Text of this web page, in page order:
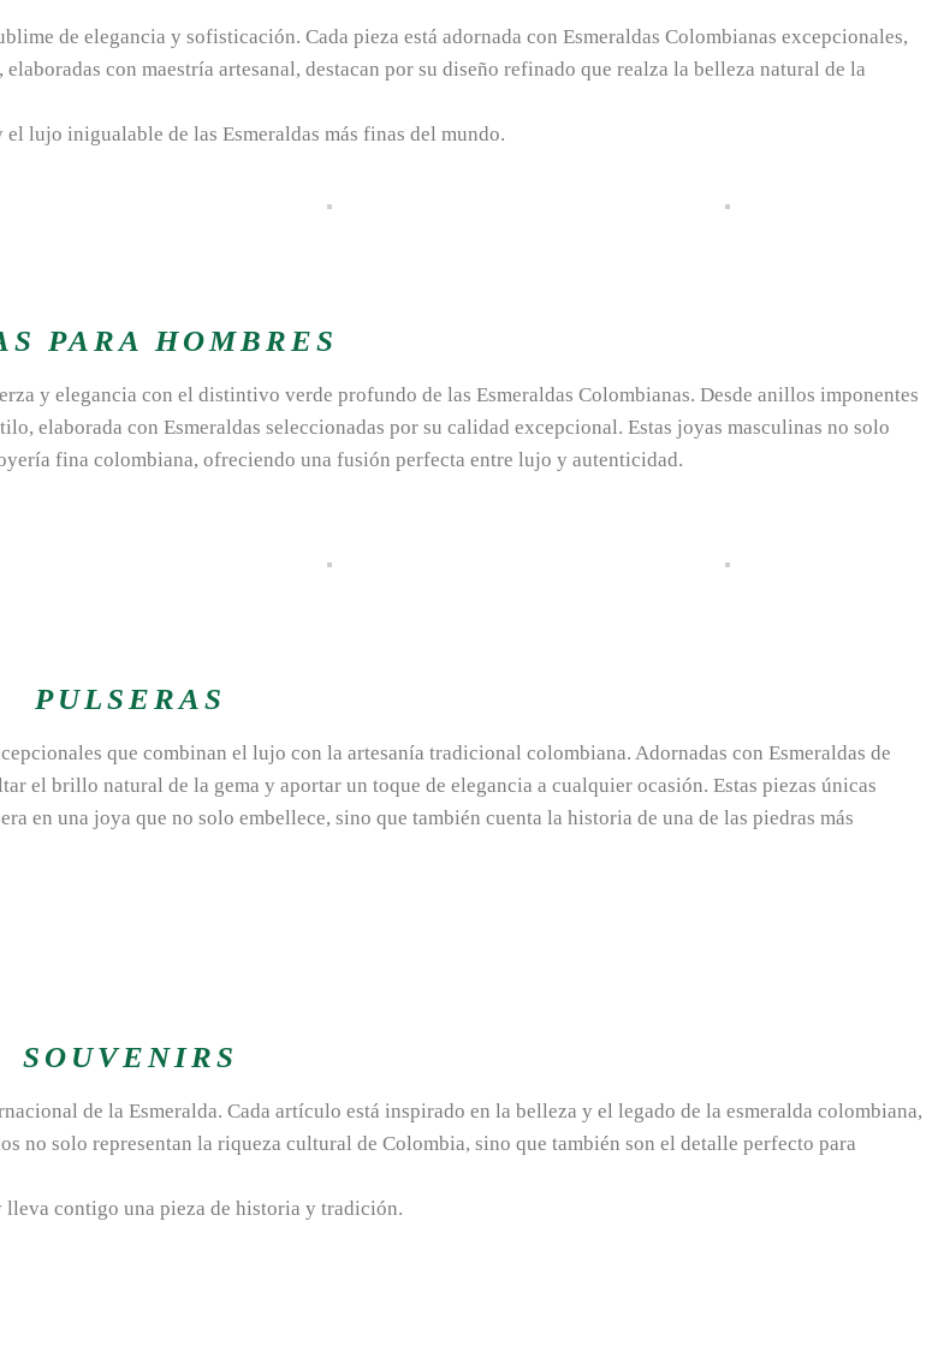
de elegancia y sofisticación. Cada pieza está adornada con Esmeraldas Colombianas excepcionales,
con maestría artesanal, destacan por su diseño refinado que realza la belleza natural de la
lujo inigualable de las Esmeraldas más finas del mundo.
PARA HOMBRES
y elegancia con el distintivo verde profundo de las Esmeraldas Colombianas. Desde anillos imponentes
elaborada con Esmeraldas seleccionadas por su calidad excepcional. Estas joyas masculinas no solo
fina colombiana, ofreciendo una fusión perfecta entre lujo y autenticidad.
PULSERAS
que combinan el lujo con la artesanía tradicional colombiana. Adornadas con Esmeraldas de
el brillo natural de la gema y aportar un toque de elegancia a cualquier ocasión. Estas piezas únicas
en una joya que no solo embellece, sino que también cuenta la historia de una de las piedras más
SOUVENIRS
de la Esmeralda. Cada artículo está inspirado en la belleza y el legado de la esmeralda colombiana,
no solo representan la riqueza cultural de Colombia, sino que también son el detalle perfecto para
lleva contigo una pieza de historia y tradición.